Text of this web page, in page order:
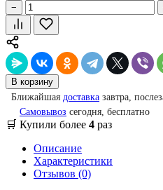
−
В корзину
Ближайшая доставка завтра,
Самовывоз сегодня, бесплатно
🛒 Купили более 4 раз
Описание
Характеристики
Отзывов (0)